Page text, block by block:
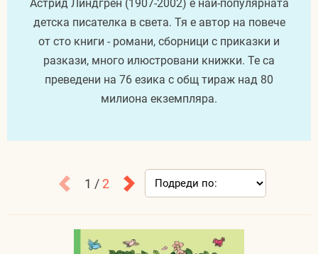
Астрид Линдгрен (1907-2002) е най-популярната
детска писателка в света. Тя е автор на повече
от сто книги - романи, сборници с приказки и
разкази, много илюстровани книжки. Те са
преведени на 76 езика с общ тираж над 80
милиона екземпляра.
1 /2